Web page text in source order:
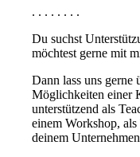
. . . . . . . .
Du suchst
möchtest gerne mit
Dann lass uns gerne
Möglichkeiten einer
unterstützend als
einem Workshop,
deinem